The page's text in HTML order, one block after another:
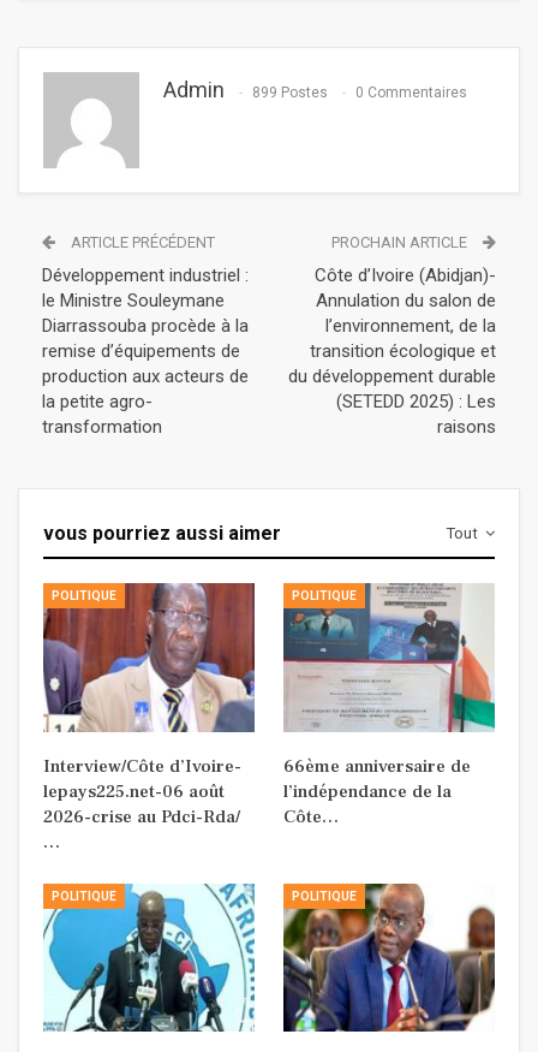
Admin 899 Postes 0 Commentaires
ARTICLE PRÉCÉDENT
Développement industriel :
le Ministre Souleymane
Diarrassouba procède à la
remise d’équipements de
production aux acteurs de
la petite agro-
transformation
PROCHAIN ARTICLE
Côte d’Ivoire (Abidjan)-
Annulation du salon de
l’environnement, de la
transition écologique et
du développement durable
(SETEDD 2025) : Les
raisons
Tout
vous pourriez aussi aimer
POLITIQUE
Interview/Côte d’Ivoire-
lepays225.net-06 août
2026-crise au Pdci-Rda/
…
POLITIQUE
66ème anniversaire de
l’indépendance de la
Côte…
POLITIQUE POLITIQUE